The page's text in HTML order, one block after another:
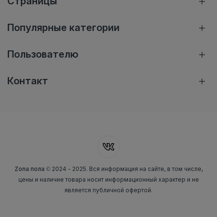
Популярные категории
Пользователю
Контакт
Zona пола © 2024 - 2025. Вся информация на сайте, в том числе,
цены и наличие товара носит информационный характер и не
является публичной офертой.